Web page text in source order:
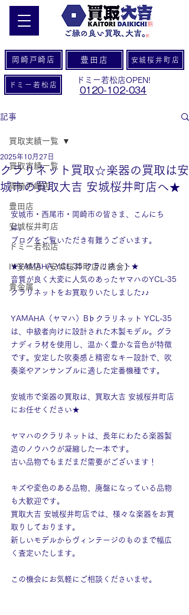
岡崎戸崎店 豊田店 安城桜井町店
ドミー若松店
ドミー若松店OPEN!
0120-102-034
記事
買取実績一覧
岡崎戸崎店
豊田店
安城桜井町店
ドミー若松店
IY安城店（安城桜井町店に統合）
貴金属
買取実績一覧
クラリネット買取☆楽器の買取は安
城市の買取大吉 安城桜井町店へ★
2025年10月27日
安城市・西尾市・岡崎市の皆さま、こんにち
は。
ブログをご覧いただき有難うございます。
★YAMAHA YCL-35 クラリネット★
音質が良く大変に人気のあったヤマハのYCL-35
クラリネットをお買取りいたしました♪♪
YAMAHA（ヤマハ）B♭クラリネット YCL-35
は、中級者向けに設計された木製モデル。グラ
ナディラ材を使用し、温かく豊かな音色が特徴
です。安定した吹奏感と精密なキー設計で、吹
奏楽やアンサンブルに適した定番機種です。
安城市で楽器の買取は、買取大吉 安城桜井町店
にお任せください★
ヤマハのクラリネットは、長年にわたる楽器製
造のノウハウが凝縮した一本です。
古い品物でもまだまだ需要がございます！
キズや変色のある品物、廃盤になっている品物
も大歓迎です。
買取大吉 安城桜井町店では、様々な楽器をお買
取りしております。
新しいモデルからヴィンテージのものまで幅広
く査定いたします。
この機会にお気軽にご相談くださいませ。